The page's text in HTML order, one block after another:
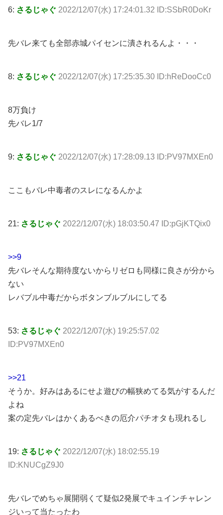
6: さるじゃぐ 2022/12/07(水) 17:24:01.32 ID:SSbR0DoKr
先バレ来ても全部赤城パイセンに潰されるんよ・・・
8: さるじゃぐ 2022/12/07(水) 17:25:35.30 ID:hReDooCc0
8万負け
先バレ1/7
9: さるじゃぐ 2022/12/07(水) 17:28:09.13 ID:PV97MXEn0
ここもバレ中毒者のスレになるんかよ
21: さるじゃぐ 2022/12/07(水) 18:03:50.47 ID:pGjKTQix0
>>9
先バレそんな期待度ないからリゼロも同様に良さが分から
ない
レバブル中毒だからボタンブルブルにしてる
53: さるじゃぐ 2022/12/07(水) 19:25:57.02
ID:PV97MXEn0
>>21
そうか。好みはあるにせよ遊びの幅狭めてる気がするんだ
よね
案の定先バレはかくあるべきの厄介パチオタも現れるし
19: さるじゃぐ 2022/12/07(水) 18:02:55.19
ID:KNUCgZ9J0
先バレでめちゃ展開弱くて疑似2発展でキュインチャレン
ジいって当たったわ